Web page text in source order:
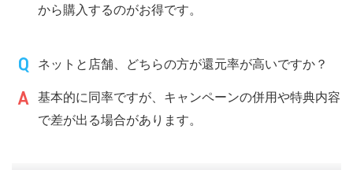
から購入するのがお得です。
ネットと店舗、どちらの方が還元率が高いですか？
基本的に同率ですが、キャンペーンの併用や特典内容
で差が出る場合があります。